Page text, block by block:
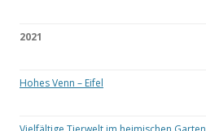
2021
Hohes Venn – Eifel